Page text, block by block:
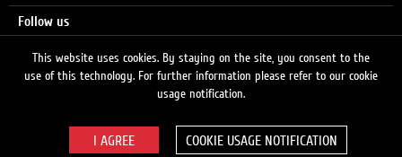
Follow us
This website uses cookies. By staying on the site, you consent to the
use of this technology. For further information please refer to our cookie
usage notification.
COOKIE USAGE NOTIFICATION